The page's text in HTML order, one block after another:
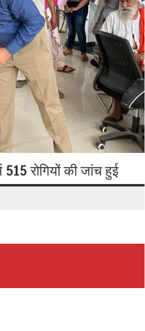
रोगियों की जांच हुई